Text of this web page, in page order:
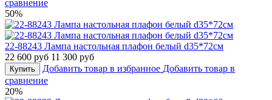
сравнение
50%
22-88243 Лампа настольная плафон белый d35*72см
22 600 руб 11 300 руб
Купить Добавить товар в избранное Добавить товар в
сравнение
20%